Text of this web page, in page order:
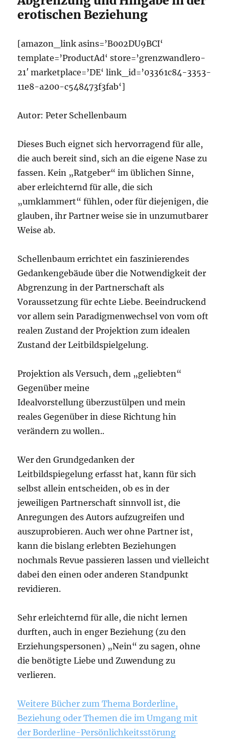
erotischen Beziehung
[amazon_link asins=’B002DU9BCI‘
template=’ProductAd‘ store=’grenzwandlero-
21′ marketplace=’DE‘ link_id=’03361c84-3353-
11e8-a200-c548473f3fab‘]
Autor: Peter Schellenbaum
Dieses Buch eignet sich hervorragend für alle,
die auch bereit sind, sich an die eigene Nase zu
fassen. Kein „Ratgeber“ im üblichen Sinne,
aber erleichternd für alle, die sich
„umklammert“ fühlen, oder für diejenigen, die
glauben, ihr Partner weise sie in unzumutbarer
Weise ab.
Schellenbaum errichtet ein faszinierendes
Gedankengebäude über die Notwendigkeit der
Abgrenzung in der Partnerschaft als
Voraussetzung für echte Liebe. Beeindruckend
vor allem sein Paradigmenwechsel von vom oft
realen Zustand der Projektion zum idealen
Zustand der Leitbildspielgelung.
Projektion als Versuch, dem „geliebten“
Gegenüber meine
Idealvorstellung überzustülpen und mein
reales Gegenüber in diese Richtung hin
verändern zu wollen..
Wer den Grundgedanken der
Leitbildspiegelung erfasst hat, kann für sich
selbst allein entscheiden, ob es in der
jeweiligen Partnerschaft sinnvoll ist, die
Anregungen des Autors aufzugreifen und
auszuprobieren. Auch wer ohne Partner ist,
kann die bislang erlebten Beziehungen
nochmals Revue passieren lassen und vielleicht
dabei den einen oder anderen Standpunkt
revidieren.
Sehr erleichternd für alle, die nicht lernen
durften, auch in enger Beziehung (zu den
Erziehungspersonen) „Nein“ zu sagen, ohne
die benötigte Liebe und Zuwendung zu
verlieren.
Weitere Bücher zum Thema Borderline,
Beziehung oder Themen die im Umgang mit
der Borderline-Persönlichkeitsstörung